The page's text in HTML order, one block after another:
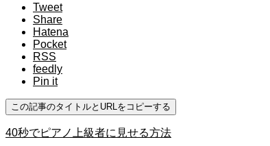
Tweet
Share
Hatena
Pocket
RSS
feedly
Pin it
この記事のタイトルとURLをコピーする
40秒でピアノ上級者に見せる方法